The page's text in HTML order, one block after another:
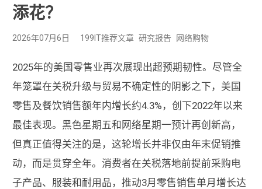
添花？
2026年07月6日 199IT推荐文章 研究报告 网络购物
2025年的美国零售业再次展现出超预期韧性。尽管全
年笼罩在关税升级与贸易不确定性的阴影之下，美国
零售及餐饮销售额年内增长约4.3%，创下2022年以来
最佳表现。黑色星期五和网络星期一预计再创新高，
但真正值得关注的是，这轮增长并非仅由年末促销推
动，而是贯穿全年。消费者在关税落地前提前采购电
子产品、服装和耐用品，推动3月零售销售单月增长达